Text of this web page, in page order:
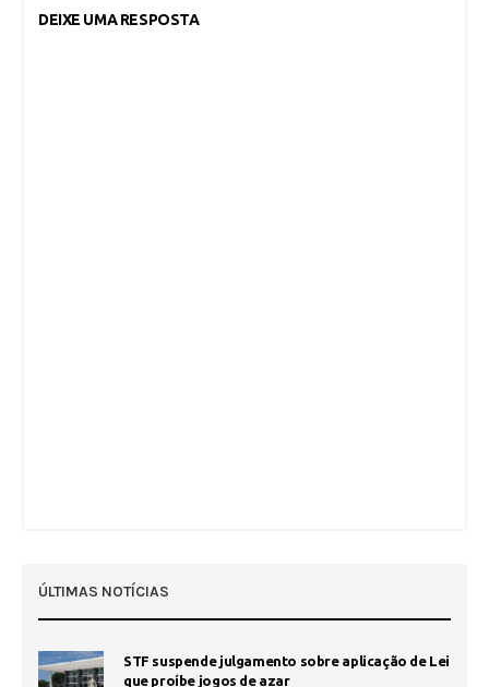
DEIXE UMA RESPOSTA
ÚLTIMAS NOTÍCIAS
STF suspende julgamento sobre aplicação de Lei
que proíbe jogos de azar